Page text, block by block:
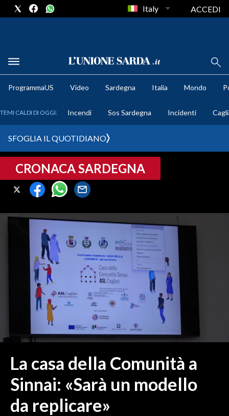
METEO
CRONACA SARDEGNA
CAGLIARI
SULCIS IGLESIENTE
MEDIO CAMPIDANO
ORISTANO E PROVINCIA
SASSARI E PROVINCIA
GALLURA
NUORO E PROVINCIA
OGLIASTRA
ITALIA
MONDO
POLITICA
Italy ACCEDI
ProgrammaUS Video Sardegna Italia Mondo
TEMI CALDI DI OGGI: Incendi Sos Sardegna Incidenti
SFOGLIA IL QUOTIDIANO
CRONACA SARDEGNA
La casa della Comunità a
Sinnai: «Sarà un modello
da replicare»